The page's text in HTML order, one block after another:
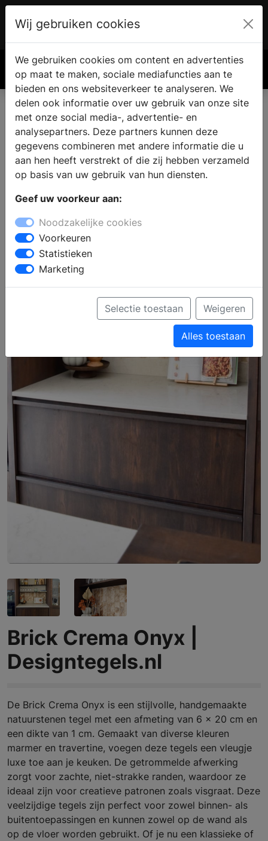
€ 0.00
Brick Crema Onyx |
Designtegels.nl
De Brick Crema Onyx is een stijlvolle, handgemaakte
natuurstenen tegel met een afmeting van 6 x 20 cm en
een dikte van 1 cm. Gemaakt van diverse kleuren
marmer en travertine, voegen deze tegels een vleugje
luxe toe aan je keuken. De getrommelde afwerking
zorgt voor zachte, niet-strakke randen, waardoor ze
ideaal zijn voor creatieve patronen zoals visgraat. Deze
veelzijdige tegels zijn perfect voor zowel binnen- als
buitentoepassingen en kunnen zowel op de wand als
op de vloer worden gebruikt. Of je nu een klassieke of
Wij gebruiken cookies
We gebruiken cookies om content en advertenties
op maat te maken, sociale mediafuncties aan te
bieden en ons websiteverkeer te analyseren. We
delen ook informatie over uw gebruik van onze site
met onze social media-, advertentie- en
analysepartners. Deze partners kunnen deze
gegevens combineren met andere informatie die u
aan hen heeft verstrekt of die zij hebben verzameld
op basis van uw gebruik van hun diensten.
Geef uw voorkeur aan:
Noodzakelijke cookies
Voorkeuren
Statistieken
Marketing
Selectie toestaan Weigeren
Alles toestaan